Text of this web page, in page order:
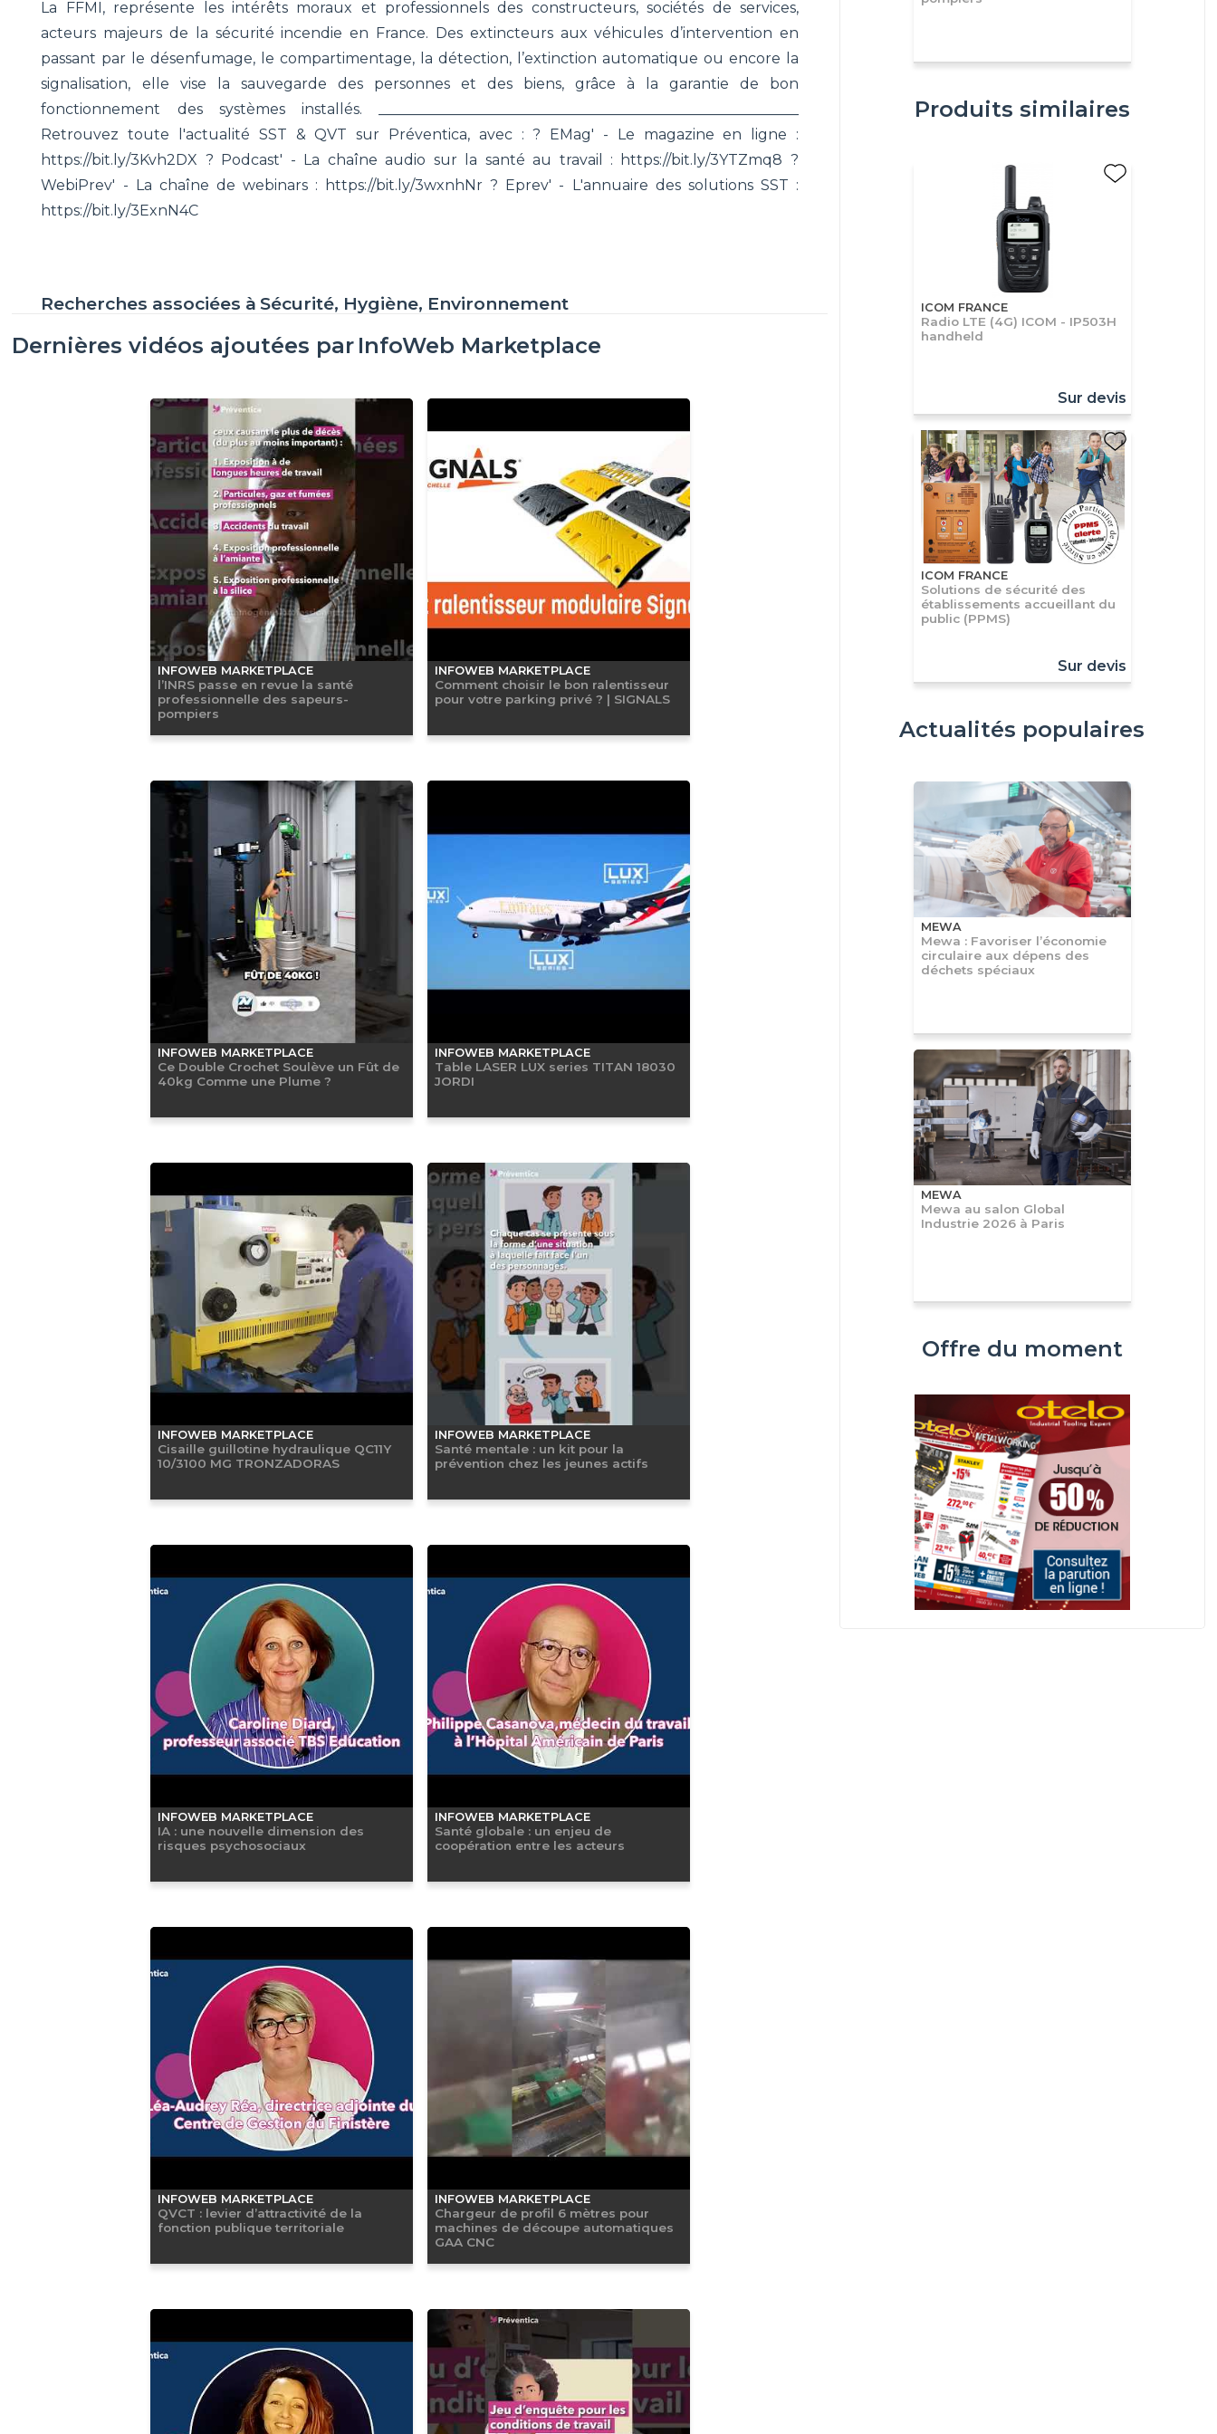
La FFMI, représente les intérêts moraux et professionnels des constructeurs, sociétés de services,
acteurs majeurs de la sécurité incendie en France. Des extincteurs aux véhicules d’intervention en
passant par le désenfumage, le compartimentage, la détection, l’extinction automatique ou encore la
signalisation, elle vise la sauvegarde des personnes et des biens, grâce à la garantie de bon
fonctionnement des systèmes installés. __________________________________________________________
Retrouvez toute l'actualité SST & QVT sur Préventica, avec : ? EMag' - Le magazine en ligne :
https://bit.ly/3Kvh2DX ? Podcast' - La chaîne audio sur la santé au travail : https://bit.ly/3YTZmq8 ?
WebiPrev' - La chaîne de webinars : https://bit.ly/3wxnhNr ? Eprev' - L'annuaire des solutions SST :
https://bit.ly/3ExnN4C
Recherches associées à Sécurité, Hygiène, Environnement
Dernières vidéos ajoutées par InfoWeb Marketplace
INFOWEB MARKETPLACE
l’INRS passe en revue la santé
professionnelle des sapeurs-
pompiers
INFOWEB MARKETPLACE
Comment choisir le bon ralentisseur
pour votre parking privé ? | SIGNALS
INFOWEB MARKETPLACE
Ce Double Crochet Soulève un Fût de
40kg Comme une Plume ?
INFOWEB MARKETPLACE
Table LASER LUX series TITAN 18030
JORDI
INFOWEB MARKETPLACE
Cisaille guillotine hydraulique QC11Y
10/3100 MG TRONZADORAS
INFOWEB MARKETPLACE
Santé mentale : un kit pour la
prévention chez les jeunes actifs
INFOWEB MARKETPLACE
IA : une nouvelle dimension des
risques psychosociaux
INFOWEB MARKETPLACE
Santé globale : un enjeu de
coopération entre les acteurs
INFOWEB MARKETPLACE
QVCT : levier d’attractivité de la
fonction publique territoriale
INFOWEB MARKETPLACE
Chargeur de profil 6 mètres pour
machines de découpe automatiques
GAA CNC
Produits similaires
ICOM FRANCE
Radio LTE (4G) ICOM - IP503H
handheld
Sur devis
ICOM FRANCE
Solutions de sécurité des
établissements accueillant du
public (PPMS)
Sur devis
Actualités populaires
MEWA
Mewa : Favoriser l’économie
circulaire aux dépens des
déchets spéciaux
MEWA
Mewa au salon Global
Industrie 2026 à Paris
Offre du moment